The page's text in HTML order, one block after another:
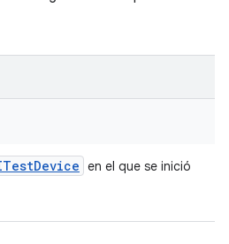
Device en el que se inició